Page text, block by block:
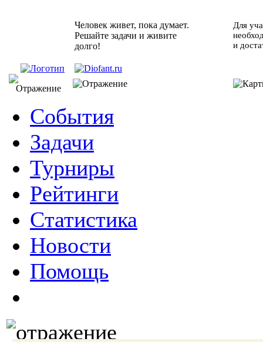
Человек живет, пока думает.
Решайте задачи и живите
долго!
Для
и
События
Задачи
Турниры
Рейтинги
Статистика
Новости
Помощь